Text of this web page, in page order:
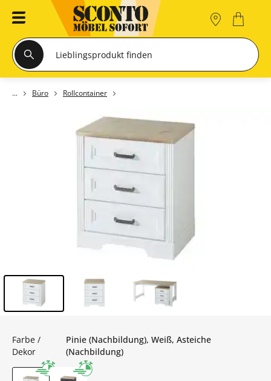
Büro Rollcontainer
Farbe /
Dekor
Pinie (Nachbildung), Weiß, Asteiche
(Nachbildung)